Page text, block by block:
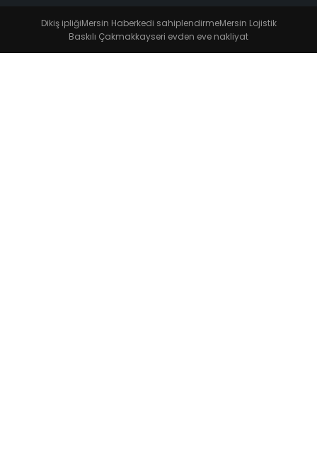
Dikiş ipliğiMersin Haberkedi sahiplendirmeMersin Lojistik
Baskılı Çakmakkayseri evden eve nakliyat